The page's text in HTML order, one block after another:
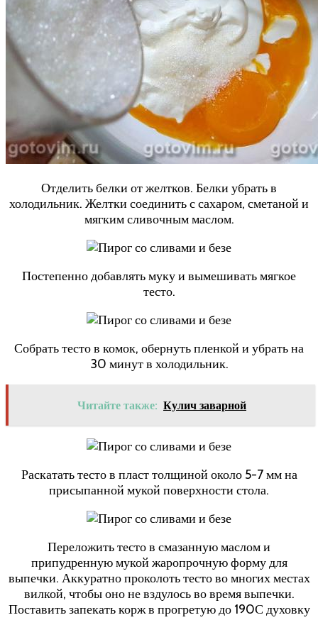
Отделить белки от желтков. Белки убрать в
холодильник. Желтки соединить с сахаром, сметаной и
мягким сливочным маслом.
Постепенно добавлять муку и вымешивать мягкое
тесто.
Собрать тесто в комок, обернуть пленкой и убрать на
30 минут в холодильник.
Читайте также: Кулич заварной
Раскатать тесто в пласт толщиной около 5-7 мм на
присыпанной мукой поверхности стола.
Переложить тесто в смазанную маслом и
припудренную мукой жаропрочную форму для
выпечки. Аккуратно проколоть тесто во многих местах
вилкой, чтобы оно не вздулось во время выпечки.
Поставить запекать корж в прогретую до 190С духовку